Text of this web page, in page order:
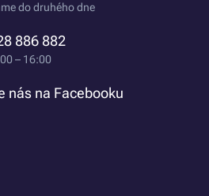
do druhého dne
886 882
– 16:00
nás na Facebooku